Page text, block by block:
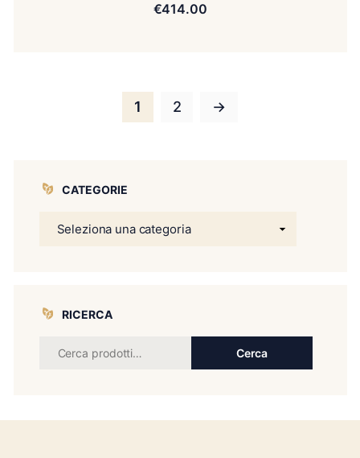
€414.00
1 2 →
CATEGORIE
RICERCA
Cerca